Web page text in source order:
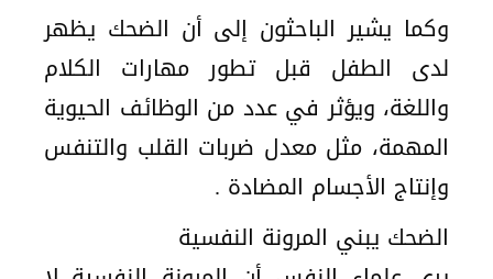
وكما يشير الباحثون إلى أن الضحك يظهر
لدى الطفل قبل تطور مهارات الكلام
واللغة، ويؤثر في عدد من الوظائف الحيوية
المهمة، مثل معدل ضربات القلب والتنفس
وإنتاج الأجسام المضادة .
الضحك يبني المرونة النفسية